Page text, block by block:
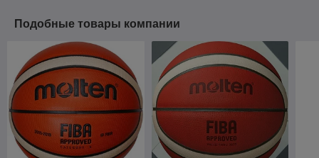
Подобные товары компании